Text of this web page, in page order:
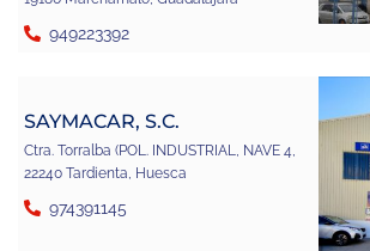
949223392
SAYMACAR, S.C.
Ctra. Torralba (POL. INDUSTRIAL, NAVE 4,
22240 Tardienta, Huesca
974391145